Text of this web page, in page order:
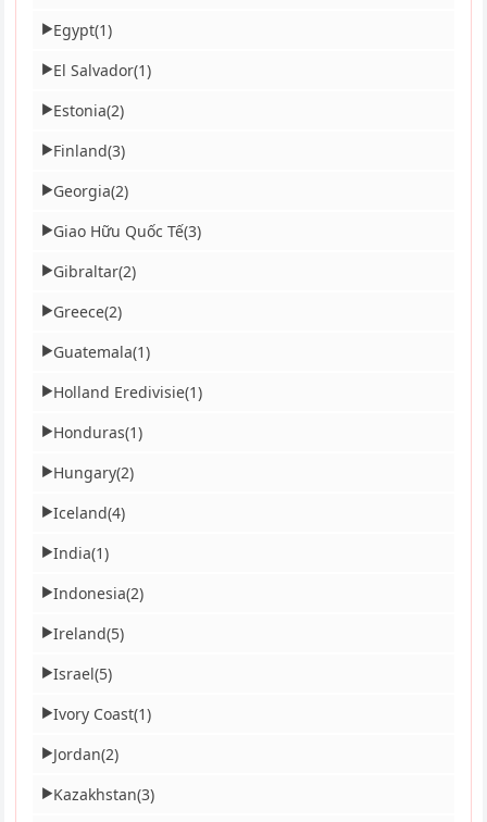
▶Egypt(1)
▶El Salvador(1)
▶Estonia(2)
▶Finland(3)
▶Georgia(2)
▶Giao Hữu Quốc Tế(3)
▶Gibraltar(2)
▶Greece(2)
▶Guatemala(1)
▶Holland Eredivisie(1)
▶Honduras(1)
▶Hungary(2)
▶Iceland(4)
▶India(1)
▶Indonesia(2)
▶Ireland(5)
▶Israel(5)
▶Ivory Coast(1)
▶Jordan(2)
▶Kazakhstan(3)